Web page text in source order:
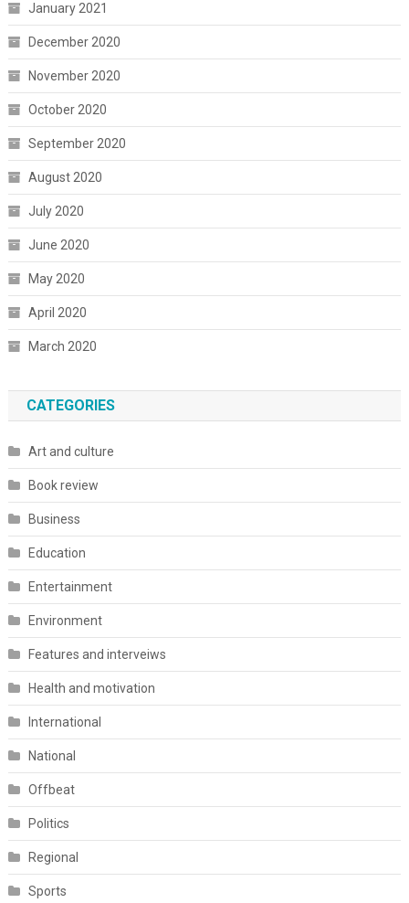
January 2021
December 2020
November 2020
October 2020
September 2020
August 2020
July 2020
June 2020
May 2020
April 2020
March 2020
CATEGORIES
Art and culture
Book review
Business
Education
Entertainment
Environment
Features and interveiws
Health and motivation
International
National
Offbeat
Politics
Regional
Sports